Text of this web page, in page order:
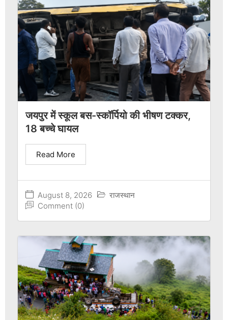
जयपुर में स्कूल बस-स्कॉर्पियो की भीषण टक्कर,
18 बच्चे घायल
August 8, 2026
राजस्थान
Comment (0)
Read More